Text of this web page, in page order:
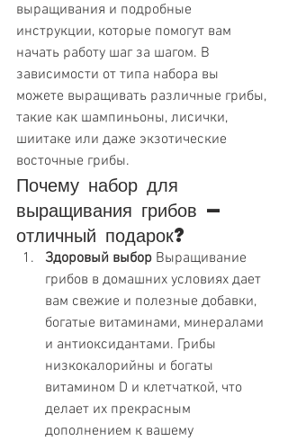
выращивания и подробные
инструкции, которые помогут вам
начать работу шаг за шагом. В
зависимости от типа набора вы
можете выращивать различные грибы,
такие как шампиньоны, лисички,
шиитаке или даже экзотические
восточные грибы.
Почему набор для
выращивания грибов —
отличный подарок?
Здоровый выбор Выращивание
грибов в домашних условиях дает
вам свежие и полезные добавки,
богатые витаминами, минералами
и антиоксидантами. Грибы
низкокалорийны и богаты
витамином D и клетчаткой, что
делает их прекрасным
дополнением к вашему